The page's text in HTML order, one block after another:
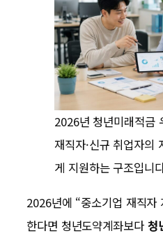
2026년 청년미래적금
재직자·신규 취업자의
게 지원하는 구조입니
2026년에 “중소기업 재직자
한다면 청년도약계좌보다 청